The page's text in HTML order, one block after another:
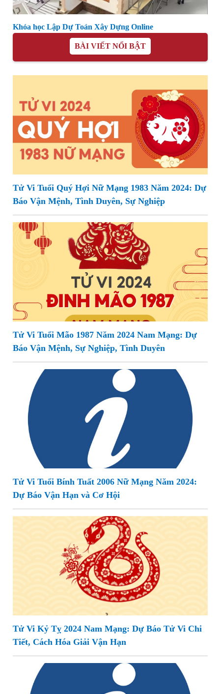
Khóa học Lập Dự Toán Xây Dựng Online
BÀI VIẾT NỔI BẬT
Tử Vi Tuổi Quý Hợi Nữ Mạng 1983 Năm 2024: Dự
Báo Vận Mệnh, Tình Duyên, Sự Nghiệp
Tử Vi Tuổi Mão 1987 Năm 2024 Nam Mạng: Dự
Báo Vận Mệnh, Sự Nghiệp, Tình Duyên
Tử Vi Tuổi Bính Tuất 2006 Nữ Mạng Năm 2024:
Dự Báo Vận Hạn và Cơ Hội
Tử Vi Kỷ Tỵ 2024 Nam Mạng: Dự Báo Tử Vi Chi
Tiết, Cách Hóa Giải Vận Hạn